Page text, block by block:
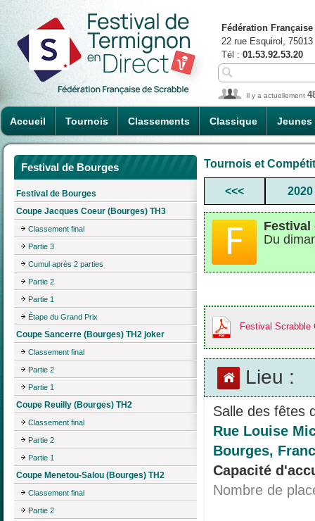
Accueil Tournois Classements Classique Jeunes
Fédération
22 rue Esquirol,
Tél : 01.53.92.53.20
Il y a actuellement
Festival de Bourges
Festival de Bourges
Coupe Jacques Coeur (Bourges) TH3
Classement final
Partie 3
Cumul après 2 parties
Partie 2
Partie 1
Étape du Grand Prix
Coupe Sancerre (Bourges) TH2 joker
Classement final
Partie 2
Partie 1
Coupe Reuilly (Bourges) TH2
Classement final
Partie 2
Partie 1
Coupe Menetou-Salou (Bourges) TH2
Classement final
Partie 2
Tournois et
<<< 2020
Festival
Du
Festival Scrabble
Lieu :
Salle des fêtes
Rue Louise
Bourges,
Capacité
Nombre de